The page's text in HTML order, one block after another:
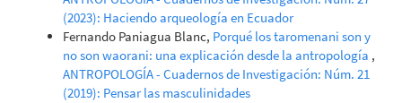
(2023): Haciendo arqueología en Ecuador
Fernando Paniagua Blanc, Porqué los taromenani son y
no son waorani: una explicación desde la antropología ,
ANTROPOLOGÍA - Cuadernos de Investigación: Núm. 21
(2019): Pensar las masculinidades